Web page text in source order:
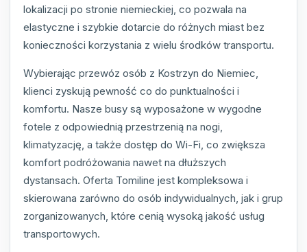
lokalizacji po stronie niemieckiej, co pozwala na
elastyczne i szybkie dotarcie do różnych miast bez
konieczności korzystania z wielu środków transportu.
Wybierając przewóz osób z Kostrzyn do Niemiec,
klienci zyskują pewność co do punktualności i
komfortu. Nasze busy są wyposażone w wygodne
fotele z odpowiednią przestrzenią na nogi,
klimatyzację, a także dostęp do Wi-Fi, co zwiększa
komfort podróżowania nawet na dłuższych
dystansach. Oferta Tomiline jest kompleksowa i
skierowana zarówno do osób indywidualnych, jak i grup
zorganizowanych, które cenią wysoką jakość usług
transportowych.